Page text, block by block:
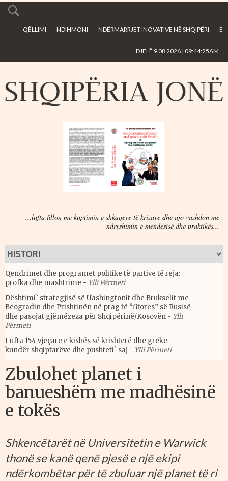
main
QËLLIMI NDIHMONI NDËRMARRJET INOVATIVE NË SHQIPËRI E
DJELË 9 08 2026 | 09:44:25AM
...lufta fillon me kuptimin e shkaqeve të krizave dhe ajo vazhdon me
ndryshimin e mendësisë dhe praktikës...
Qendrimet dhe programet politike të partive të reja:
profka dhe mashtrime - Ylli Përmeti
Dështimi` strategjisë së Uashingtonit dhe Brukselit me
Beogradin dhe Prishtinën në prag të “fitores” së Rusisë
dhe pasojat gjëmëzeza për Shqipërinë/Kosovën - Ylli
Përmeti
Lufta 154 vjeçare e kishës së krishterë dhe greke
kundër shqiptarëve dhe pushteti` saj - Ylli Përmeti
Zbulohet planet i
banueshëm me madhësinë
e tokës
Shkencëtarët në Universitetin e Warwick
thonë se kanë qenë pjesë e një ekipi
ndërkombëtar për të zbuluar një planet të ri